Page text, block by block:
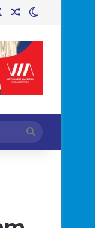
Random Article
for